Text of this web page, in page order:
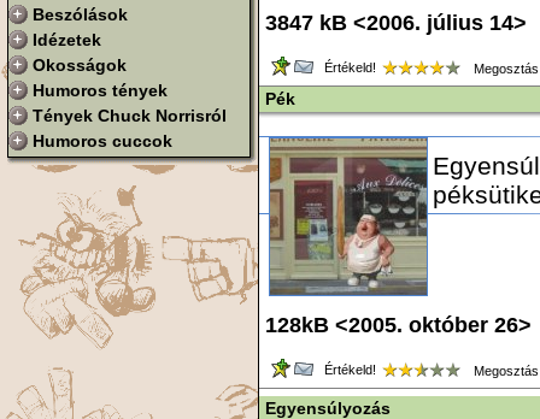
Beszólások
Idézetek
Okosságok
Humoros tények
Tények Chuck Norrisról
Humoros cuccok
3847 kB <2006. július
Értékeld!
Pék
128kB <2005. október
Értékeld!
Egyensúlyozás